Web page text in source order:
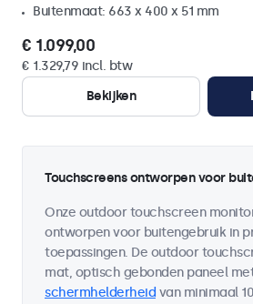
Buitenmaat: 663 x 400 x 51 mm
€ 1.099,00
€ 1.329,79 incl. btw
Bekijken
Touchscreens ontworpen voor
Onze outdoor touchscreen
ontworpen voor buitengebruik in
toepassingen. De outdoor
mat, optisch gebonden paneel
schermhelderheid van minimaal